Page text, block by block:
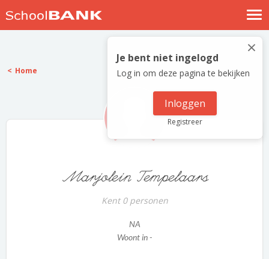
Nostalgische verhalen
Log in
Meld je gratis aan
×
Je bent niet ingelogd
Log in om deze pagina te bekijken
Inloggen
Registreer
Home
Marjolein Tempelaars
Kent 0 personen
NA
Woont in -